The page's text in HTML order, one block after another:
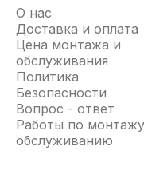
окна, нагревая их
предотвращает
устраняет
предотвращает
стёклах.
Электрические
устанавливаются
подготовительных
О нас
Доставка и оплата
Цена монтажа и
обслуживания
Политика
Безопасности
Вопрос - ответ
Работы по
обслуживанию